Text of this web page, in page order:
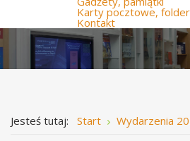
Karty pocztowe,
Kontakt
Jesteś tutaj: Start Wydarzenia